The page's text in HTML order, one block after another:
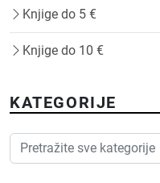
Knjige do 5 €
Knjige do 10 €
KATEGORIJE